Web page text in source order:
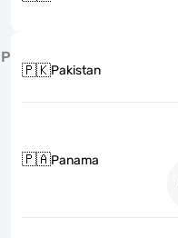
P
🇵🇰Pakistan
🇵🇦Panama